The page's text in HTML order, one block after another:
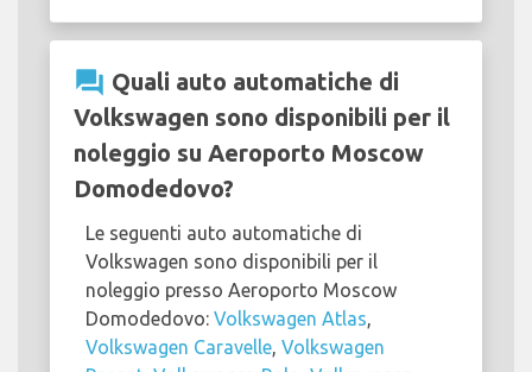
question_answer Quali auto automatiche di
Volkswagen sono disponibili per il
noleggio su Aeroporto Moscow
Domodedovo?
Le seguenti auto automatiche di
Volkswagen sono disponibili per il
noleggio presso Aeroporto Moscow
Domodedovo: Volkswagen Atlas
Volkswagen Caravelle Volkswagen